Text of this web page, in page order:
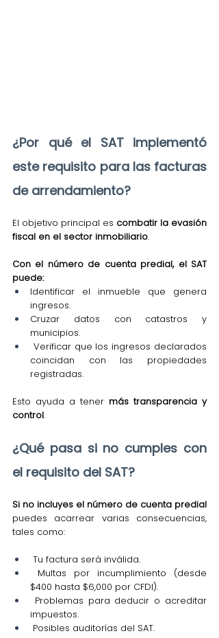
¿Por qué el SAT implementó
este requisito para las facturas
de arrendamiento?
El objetivo principal es combatir la evasión
fiscal en el sector inmobiliario.
Con el número de cuenta predial, el SAT
puede:
Identificar el inmueble que genera
ingresos.
Cruzar datos con catastros y
municipios.
Verificar que los ingresos declarados
coincidan con las propiedades
registradas.
Esto ayuda a tener más transparencia y
control.
¿Qué pasa si no cumples con
el requisito del SAT?
puedes acarrear varias consecuencias,
tales como:
Tu factura será inválida.
Multas por incumplimiento (desde
$400 hasta $6,000 por CFDI).
Problemas para deducir o acreditar
impuestos.
Posibles auditorías del SAT.